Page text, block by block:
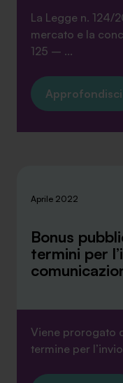
SA Finance Mediazione
La Legge n. 124/
mercato e la
125 – ...
Approfondisci
Aprile 2022
Bonus
termini per
Viene prorogato
termine per